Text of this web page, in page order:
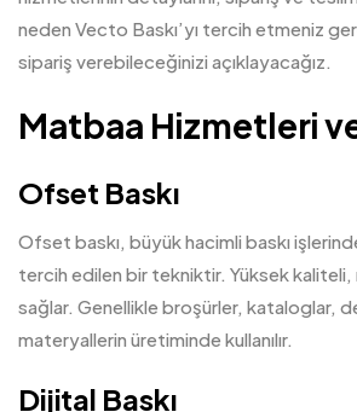
neden Vecto Baskı’yı tercih etmeniz
sipariş verebileceğinizi açıklayacağız.
Matbaa Hizmetleri
Ofset Baskı
Ofset baskı, büyük hacimli baskı
tercih edilen bir tekniktir. Yüksek kaliteli,
sağlar. Genellikle broşürler, kataloglar,
materyallerin üretiminde kullanılır.
Dijital Baskı